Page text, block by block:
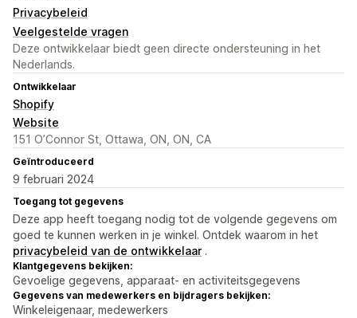
Privacybeleid
Veelgestelde vragen
Deze ontwikkelaar biedt geen directe ondersteuning in het
Nederlands.
Ontwikkelaar
Shopify
Website
151 O’Connor St, Ottawa, ON, ON, CA
Geïntroduceerd
9 februari 2024
Toegang tot gegevens
Deze app heeft toegang nodig tot de volgende gegevens om
goed te kunnen werken in je winkel. Ontdek waarom in het
privacybeleid van de ontwikkelaar .
Klantgegevens bekijken:
Gevoelige gegevens, apparaat- en activiteitsgegevens
Gegevens van medewerkers en bijdragers bekijken:
Winkeleigenaar, medewerkers